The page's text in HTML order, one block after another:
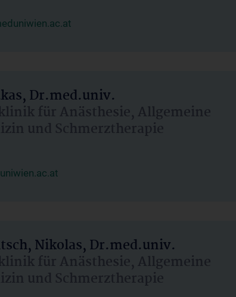
Dr.med.univ.
für Anästhesie, Allgemeine
und Schmerztherapie
Nikolas, Dr.med.univ.
für Anästhesie, Allgemeine
und Schmerztherapie